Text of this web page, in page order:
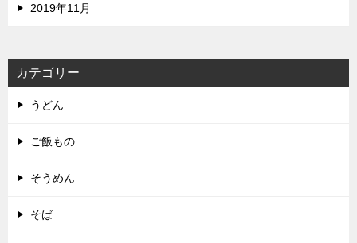
2019年11月
カテゴリー
うどん
ご飯もの
そうめん
そば